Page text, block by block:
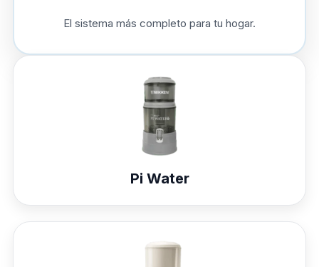
El sistema más completo para tu hogar.
Pi Water